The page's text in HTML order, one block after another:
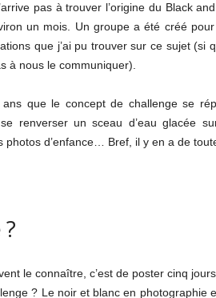
pas à trouver l’origine du Black
un mois. Un groupe a été créé
que j’ai pu trouver sur ce sujet (si
à nous le communiquer).
que le concept de challenge se
renverser un sceau d’eau glacée
photos d’enfance… Bref, il y en a de
le connaître, c’est de poster cinq
? Le noir et blanc en photographie